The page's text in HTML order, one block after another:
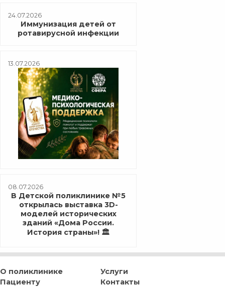
24.07.2026
Иммунизация детей от
ротавирусной инфекции
13.07.2026
08.07.2026
В Детской поликлинике №5
открылась выставка 3D-
моделей исторических
зданий «Дома России.
История страны»! 🏛️
О поликлинике
Пациенту
Услуги
Контакты